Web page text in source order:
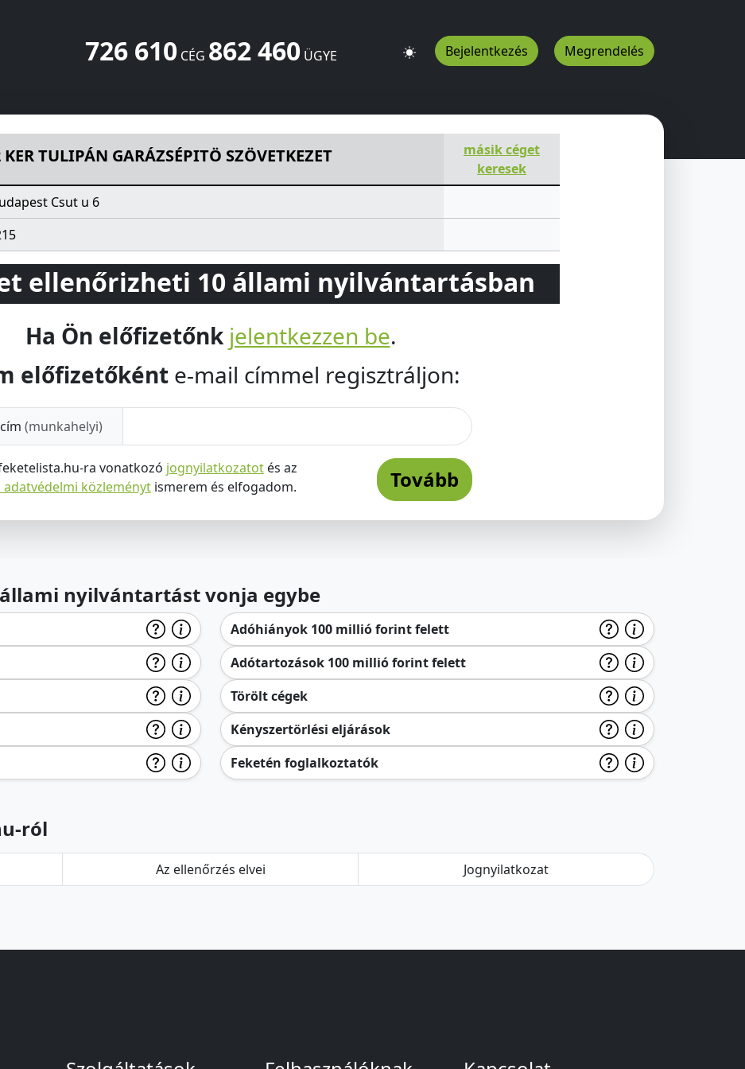
726 610CÉG 862 460ÜGYE Bejelentkezés Megrendelés
KER TULIPÁN GARÁZSÉPITÖ SZÖVETKEZET
másik céget
keresek
Csut u 6
ellenőrizheti 10 állami nyilvántartásban
Ha Ön előfizetőnk jelentkezzen be.
előfizetőként e-mail címmel regisztráljon:
(munkahelyi)
ra vonatkozó jognyilatkozatotés az
adatvédelmi közleménytismerem és elfogadom. Tovább
nyilvántartást vonja egybe
Adóhiányok 100 millió forint felett
Adótartozások 100 millió forint felett
Törölt cégek
Kényszertörlési eljárások
Feketén foglalkoztatók
ról
Az ellenőrzés elvei Jognyilatkozat